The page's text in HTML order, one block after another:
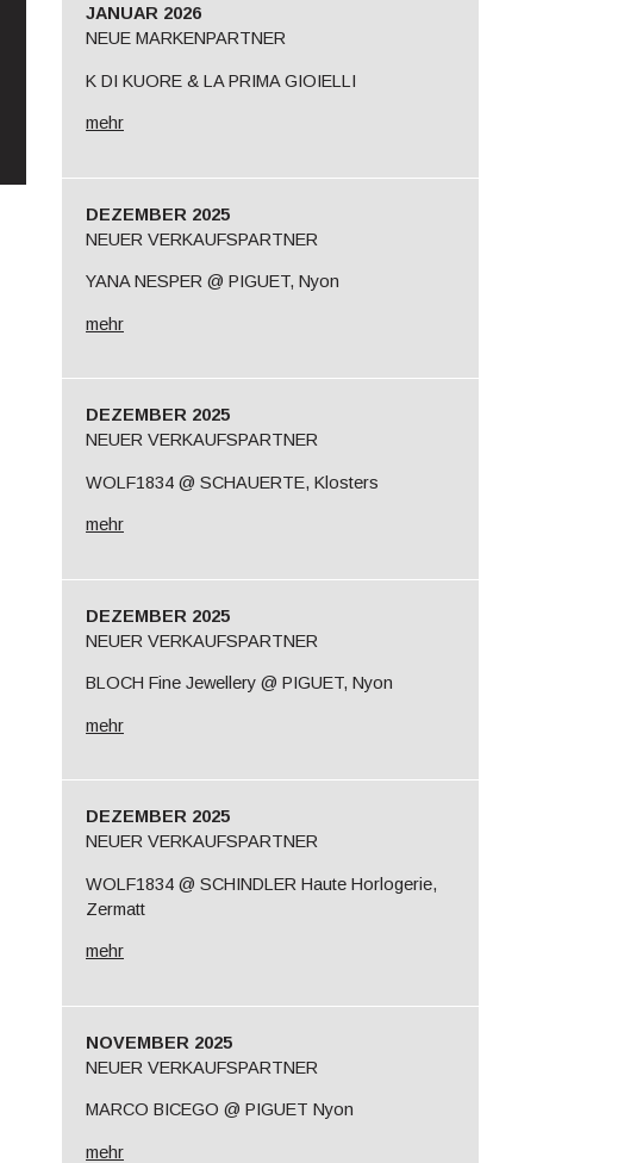
JANUAR 2026
NEUE MARKENPARTNER
K DI KUORE & LA PRIMA GIOIELLI
mehr
DEZEMBER 2025
NEUER VERKAUFSPARTNER
YANA NESPER @ PIGUET, Nyon
mehr
DEZEMBER 2025
NEUER VERKAUFSPARTNER
WOLF1834 @ SCHAUERTE, Klosters
mehr
DEZEMBER 2025
NEUER VERKAUFSPARTNER
BLOCH Fine Jewellery @ PIGUET, Nyon
mehr
DEZEMBER 2025
NEUER VERKAUFSPARTNER
WOLF1834 @ SCHINDLER Haute Horlogerie,
Zermatt
mehr
NOVEMBER 2025
NEUER VERKAUFSPARTNER
MARCO BICEGO @ PIGUET Nyon
mehr